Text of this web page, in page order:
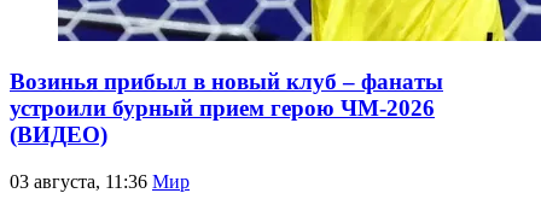
Возинья прибыл в новый клуб – фанаты
устроили бурный прием герою ЧМ-2026
(ВИДЕО)
03 августа, 11:36 Мир